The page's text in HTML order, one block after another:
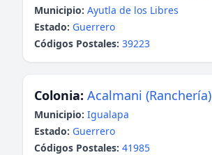
Municipio: Ayutla de los Libres
Estado: Guerrero
Códigos Postales: 39223
Colonia: Acalmani (Ranchería)
Municipio: Igualapa
Estado: Guerrero
Códigos Postales: 41985